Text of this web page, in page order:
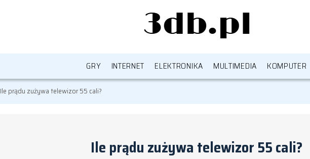
GRY INTERNET ELEKTRONIKA MULTIMEDIA KOMPUTER
Ile prądu zużywa telewizor 55 cali?
Ile prądu zużywa telewizor 55 cali?